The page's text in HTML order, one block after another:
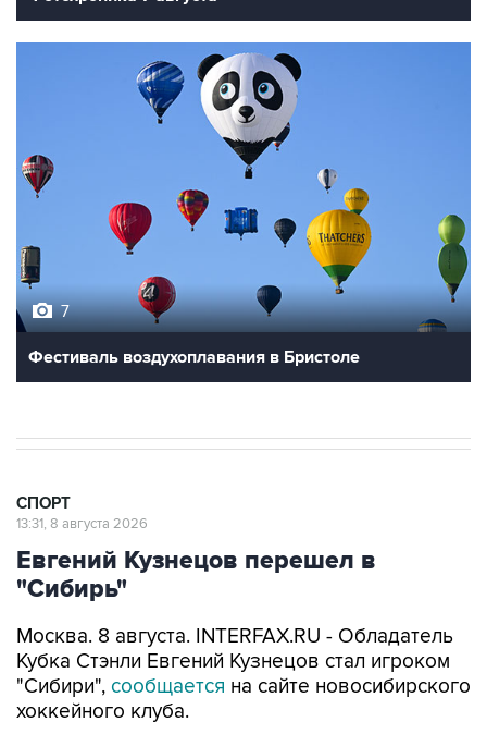
7
Фестиваль воздухоплавания в Бристоле
СПОРТ
13:31, 8 августа 2026
Евгений Кузнецов перешел в
"Сибирь"
Москва. 8 августа. INTERFAX.RU - Обладатель
Кубка Стэнли Евгений Кузнецов стал игроком
"Сибири", сообщается на сайте новосибирского
хоккейного клуба.